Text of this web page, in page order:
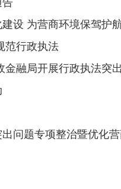
告
设 为营商环境保驾护
范行政执法
融局开展行政执法突
问题专项整治暨优化